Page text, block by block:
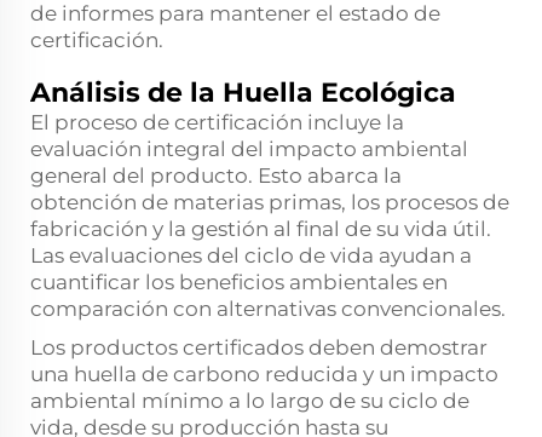
de informes para mantener el estado de
certificación.
Análisis de la Huella Ecológica
El proceso de certificación incluye la
evaluación integral del impacto ambiental
general del producto. Esto abarca la
obtención de materias primas, los procesos de
fabricación y la gestión al final de su vida útil.
Las evaluaciones del ciclo de vida ayudan a
cuantificar los beneficios ambientales en
comparación con alternativas convencionales.
Los productos certificados deben demostrar
una huella de carbono reducida y un impacto
ambiental mínimo a lo largo de su ciclo de
vida, desde su producción hasta su